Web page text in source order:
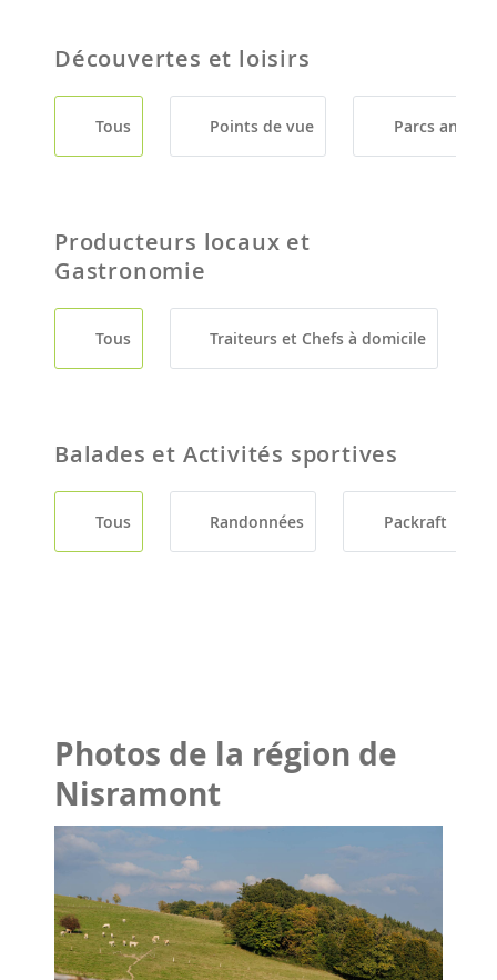
Découvertes et loisirs
Tous Points de vue Parcs
Producteurs locaux et
Gastronomie
Tous Traiteurs et Chefs à domicile
Balades et Activités sportives
Tous Randonnées Packraft
Photos de la région de
Nisramont